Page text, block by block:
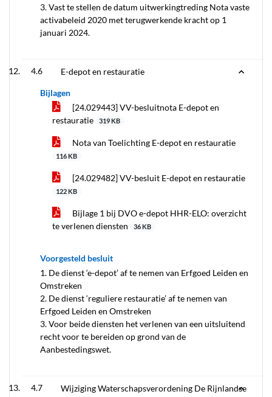
3. Vast te stellen de datum uitwerkingtreding Nota vaste
activabeleid 2020 met terugwerkende kracht op 1
januari 2024.
4.6 E-depot en restauratie
Bijlagen
[24.029443] VV-besluitnota E-depot en
restauratie
319 KB
Nota van Toelichting E-depot en restauratie
116 KB
[24.029482] VV-besluit E-depot en restauratie
122 KB
Bijlage 1 bij DVO e-depot HHR-ELO: overzicht
te verlenen diensten
36 KB
Voorgesteld besluit
1. De dienst ‘e-depot’ af te nemen van Erfgoed Leiden en
Omstreken
2. De dienst ‘reguliere restauratie’ af te nemen van
Erfgoed Leiden en Omstreken
3. Voor beide diensten het verlenen van een uitsluitend
recht voor te bereiden op grond van de
Aanbestedingswet.
4.7
Wijziging Waterschapsverordening De Rijnlandse